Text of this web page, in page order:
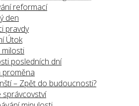
reformací
den
pravdy
Útok
posledních dní
proměna
– Zpět do budoucnosti?
správcovství